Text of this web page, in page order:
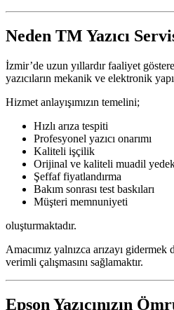
Neden TM Yazıcı
İzmir’de uzun yıllardır faaliyet
yazıcıların mekanik ve elektronik
Hizmet anlayışımızın temelini;
Hızlı arıza tespiti
Profesyonel yazıcı onarımı
Kaliteli işçilik
Orijinal ve kaliteli muadil yedek
Şeffaf fiyatlandırma
Bakım sonrası test baskıları
Müşteri memnuniyeti
oluşturmaktadır.
Amacımız yalnızca arızayı gidermek
verimli çalışmasını sağlamaktır.
Epson Yazıcınızın